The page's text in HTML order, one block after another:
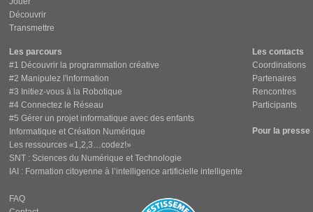
Découvrir
Transmettre
Les parcours
#1 Découvrir la programmation créative
#2 Manipulez l'information
#3 Initiez-vous à la Robotique
#4 Connectez le Réseau
#5 Gérer un projet informatique avec des enfants
Informatique et Création Numérique
Les ressources «1,2,3…codez!»
SNT : Sciences du Numérique et Technologie
IAI : Formation citoyenne à l’intelligence artificielle intelligente
Les contacts
Coordinations
Partenaires
Rencontres
Participants
Pour la presse
FAQ